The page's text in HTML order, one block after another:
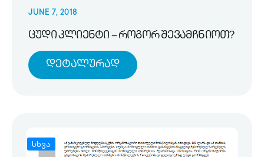
JUNE 7, 2018
ცუდი კლიენტი – როგორ შევამჩნიოთ?
Დეტალურად
სხვა